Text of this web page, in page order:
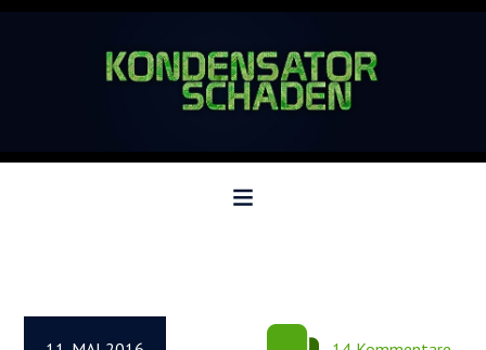
Hauptnavigation